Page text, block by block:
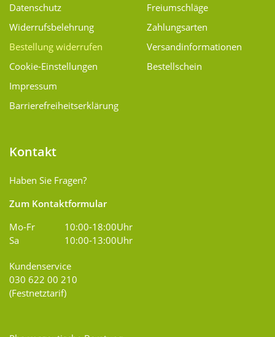
Datenschutz
Widerrufsbelehrung
Bestellung widerrufen
Cookie-Einstellungen
Impressum
Barrierefreiheitserklärung
Freiumschläge
Zahlungsarten
Versand­informationen
Bestellschein
Kontakt
Haben Sie Fragen?
Zum Kontaktformular
Mo-Fr
10:00-18:00Uhr
Sa
10:00-13:00Uhr
Kundenservice
030 622 00 210
(Festnetztarif)